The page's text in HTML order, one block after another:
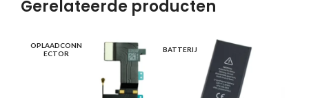
Gerelateerde producten
OPLAADCONN
ECTOR
BATTERIJ